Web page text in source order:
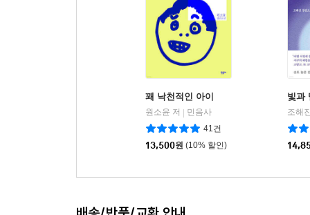
꽤 낙천적인 아이
원소윤 저
민음사
41건
13,500원 (10% 할인)
빛과
조해